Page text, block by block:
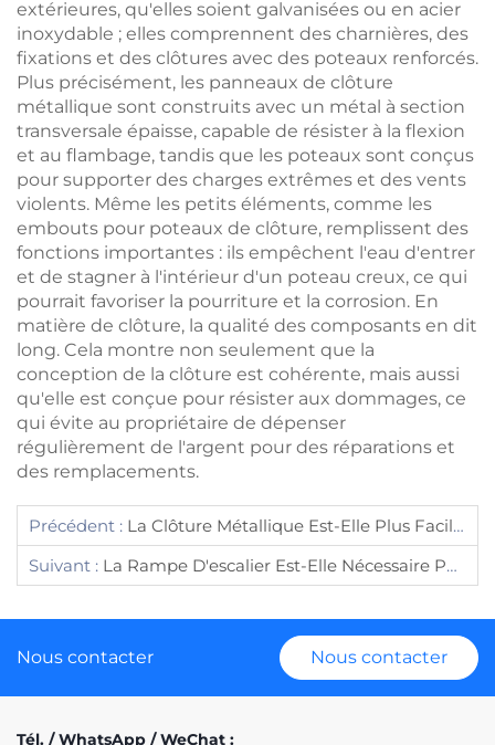
extérieures, qu'elles soient galvanisées ou en acier
inoxydable ; elles comprennent des charnières, des
fixations et des clôtures avec des poteaux renforcés.
Plus précisément, les panneaux de clôture
métallique sont construits avec un métal à section
transversale épaisse, capable de résister à la flexion
et au flambage, tandis que les poteaux sont conçus
pour supporter des charges extrêmes et des vents
violents. Même les petits éléments, comme les
embouts pour poteaux de clôture, remplissent des
fonctions importantes : ils empêchent l'eau d'entrer
et de stagner à l'intérieur d'un poteau creux, ce qui
pourrait favoriser la pourriture et la corrosion. En
matière de clôture, la qualité des composants en dit
long. Cela montre non seulement que la
conception de la clôture est cohérente, mais aussi
qu'elle est conçue pour résister aux dommages, ce
qui évite au propriétaire de dépenser
régulièrement de l'argent pour des réparations et
des remplacements.
Précédent : La Clôture Métallique Est-Elle Plus Facile À Entretenir Que Celle En Bois ?
Suivant : La Rampe D'escalier Est-Elle Nécessaire Pour Les Petits Escaliers ?
Nous contacter Nous contacter
Tél. / WhatsApp / WeChat :